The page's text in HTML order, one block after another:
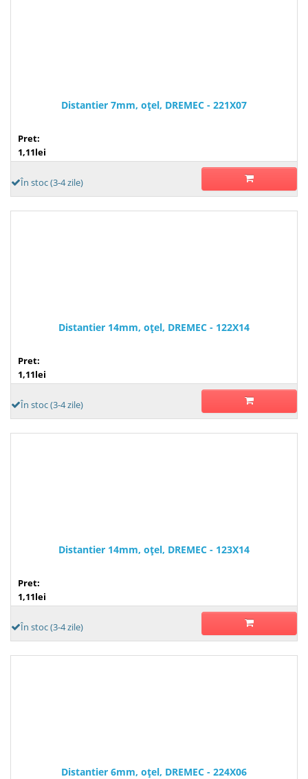
Distantier 7mm, oţel, DREMEC - 221X07
Pret:
1,11lei
În stoc (3-4 zile)
Distantier 14mm, oţel, DREMEC - 122X14
Pret:
1,11lei
În stoc (3-4 zile)
Distantier 14mm, oţel, DREMEC - 123X14
Pret:
1,11lei
În stoc (3-4 zile)
Distantier 6mm, oţel, DREMEC - 224X06